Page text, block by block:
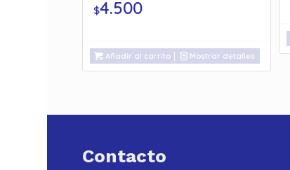
$4.500
Añadir al carrito Mostrar detalles
Contacto